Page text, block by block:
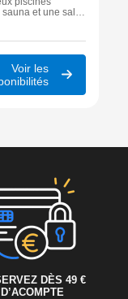
et une salle
confortable
pour un
sur la Costa
de la mer.
Voir les
DÈS 49 €
D’ACOMPTE